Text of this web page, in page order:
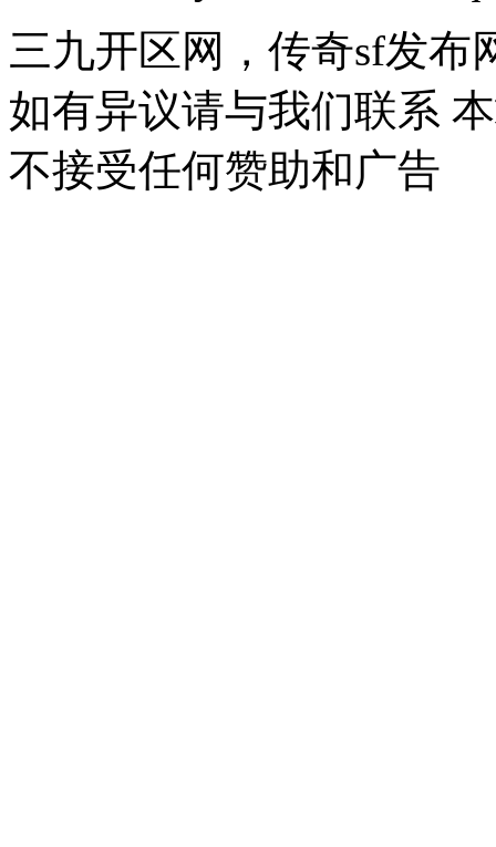
三九开区网，传奇sf发布
如有异议请与我们联系
不接受任何赞助和广告